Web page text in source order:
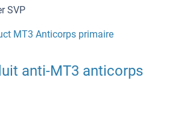
SVP
MT3 Anticorps primaire
anti-MT3 anticorps